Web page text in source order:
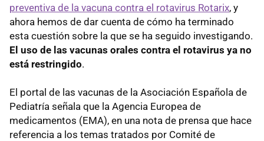
preventiva de la vacuna contra el rotavirus Rotarix, y
ahora hemos de dar cuenta de cómo ha terminado
esta cuestión sobre la que se ha seguido investigando.
El uso de las vacunas orales contra el rotavirus ya no
está restringido.
El portal de las vacunas de la Asociación Española de
Pediatría señala que la Agencia Europea de
medicamentos (EMA), en una nota de prensa que hace
referencia a los temas tratados por Comité de